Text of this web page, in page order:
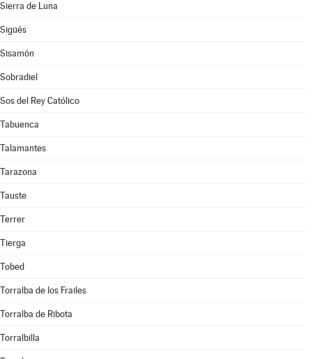
Sierra de Luna
Sigüés
Sisamón
Sobradiel
Sos del Rey Católico
Tabuenca
Talamantes
Tarazona
Tauste
Terrer
Tierga
Tobed
Torralba de los Frailes
Torralba de Ribota
Torralbilla